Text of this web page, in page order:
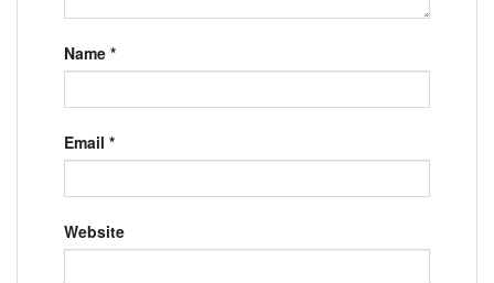
Name *
Email *
Website